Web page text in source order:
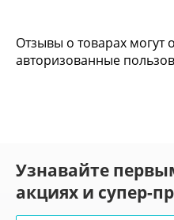
Отзывы о товарах могут
авторизованные
Узнавайте
акциях и супер-